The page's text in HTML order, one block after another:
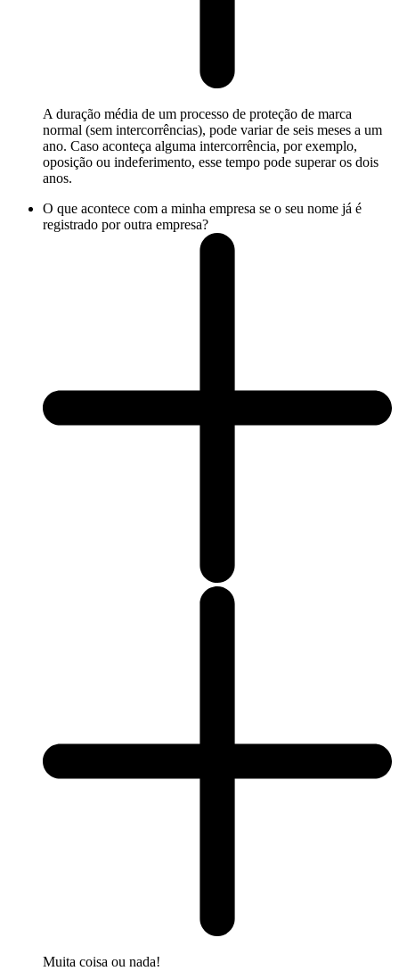
A duração média de um processo de proteção de marca
normal (sem intercorrências), pode variar de seis meses a um
ano. Caso aconteça alguma intercorrência, por exemplo,
oposição ou indeferimento, esse tempo pode superar os dois
anos.
O que acontece com a minha empresa se o seu nome já é
registrado por outra empresa?
Muita coisa ou nada!